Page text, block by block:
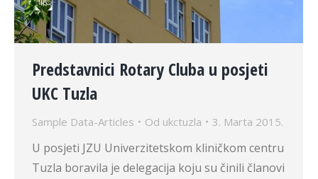
Predstavnici Rotary Cluba u posjeti
UKC Tuzla
Sample Data-Articles Od ukctuzla 3. Marta 2015.
U posjeti JZU Univerzitetskom kliničkom centru
Tuzla boravila je delegacija koju su činili članovi